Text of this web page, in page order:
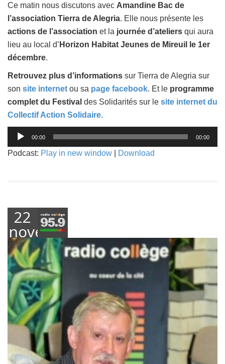
Ce matin nous discutons avec Amandine Bac de
l’association Tierra de Alegria. Elle nous présente les
actions de l’association et la journée d’ateliers qui aura
lieu au local d’ Horizon Habitat Jeunes de Mireuil le 1er
décembre.
Retrouvez plus d’informations sur Tierra de Alegria sur
son site internet ou sa page facebook. Et le programme
complet du Festival des Solidarités sur le site internet du
Collectif Action Solidaire.
Lecteur
audio
00:00 00:00
Podcast: Play in new window Download
22
novembre
2018